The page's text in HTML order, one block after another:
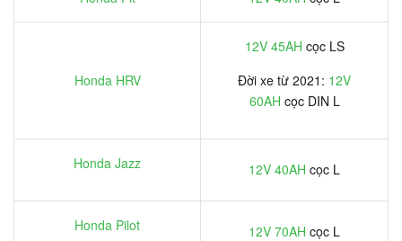
Honda HRV
12V 45AH cọc LS
Đời xe từ 2021: 12V
60AH cọc DIN L
Honda Jazz 12V 40AH cọc L
Honda Pilot 12V 70AH cọc L